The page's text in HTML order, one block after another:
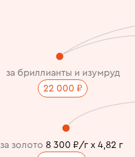
за бриллианты и изумруд
22 000 ₽
за золото 8 300 ₽/г x 4,82 г